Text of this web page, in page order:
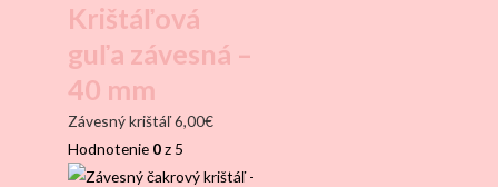
Krištáľová
guľa závesná –
40 mm
Závesný krištáľ6,00€
Hodnotenie 0z 5